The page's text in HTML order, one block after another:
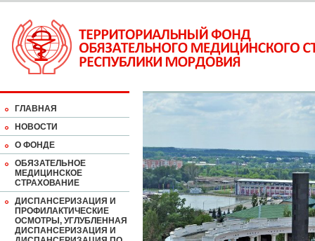
ГЛАВНАЯ
НОВОСТИ
О ФОНДЕ
ОБЯЗАТЕЛЬНОЕ
МЕДИЦИНСКОЕ
СТРАХОВАНИЕ
ДИСПАНСЕРИЗАЦИЯ И
ПРОФИЛАКТИЧЕСКИЕ
ОСМОТРЫ, УГЛУБЛЕННАЯ
ДИСПАНСЕРИЗАЦИЯ И